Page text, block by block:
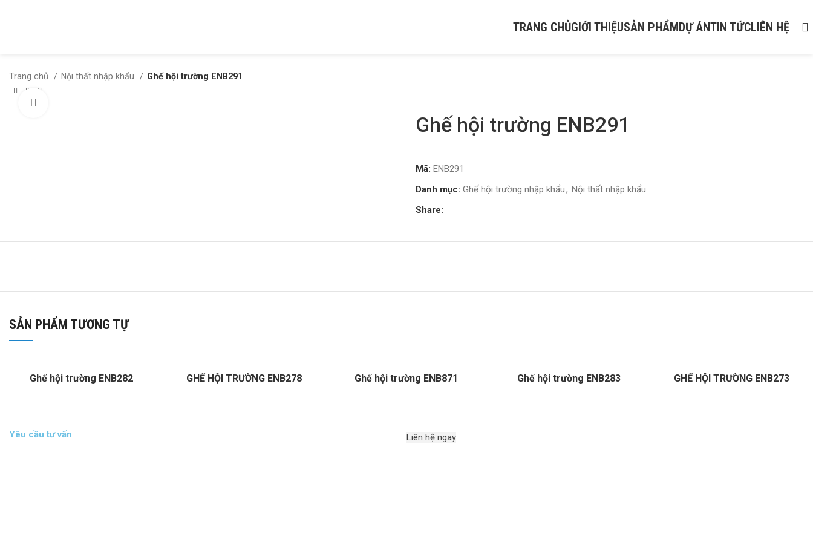
TRANG CHỦGIỚI THIỆUSẢN PHẨMDỰ ÁNTIN TỨCLIÊN HỆ
Trang chủ Nội thất nhập khẩu Ghế hội trường ENB291
Ghế hội trường ENB291
Mã: ENB291
Danh mục: Ghế hội trường nhập khẩu, Nội thất nhập khẩu
Share:
SẢN PHẨM TƯƠNG TỰ
Ghế hội trường ENB282 GHẾ HỘI TRƯỜNG ENB278 Ghế hội trường ENB871 Ghế hội trường ENB283 GHẾ HỘI TRƯỜNG ENB273
Yêu cầu tư vấn Liên hệ ngay